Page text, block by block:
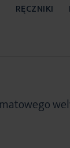
RĘCZNIKI